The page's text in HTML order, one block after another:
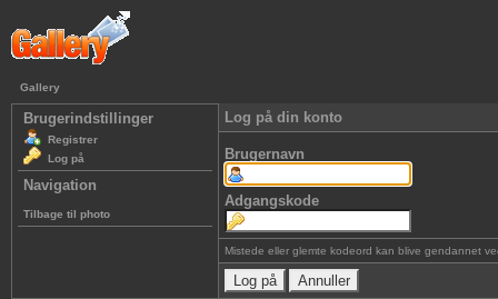
Gallery
Brugerindstillinger
Registrer
Log på
Navigation
Tilbage til photo
Log på din konto
Brugernavn
Adgangskode
Mistede eller glemte kodeord kan blive gendannet